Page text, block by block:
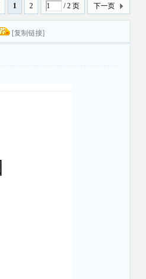
1 2 / 2 页 下一页
[复制链接]